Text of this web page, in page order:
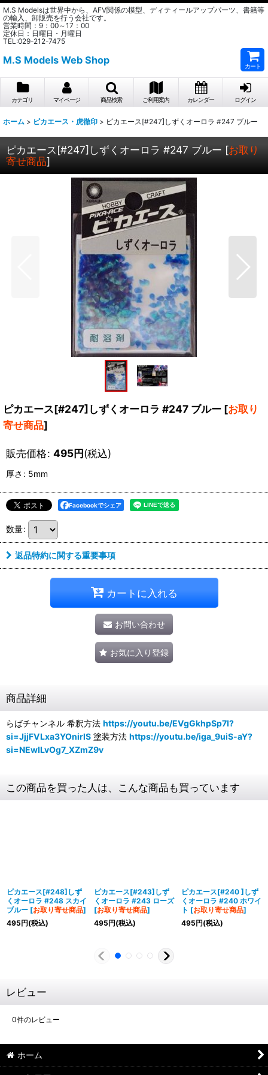
M.S Modelsは世界中から、AFV関係の模型、ディティールアップパーツ、書籍等
の輸入、卸販売を行う会社です。
営業時間：9：00～17：00
定休日：日曜日・月曜日
TEL:029-212-7475
M.S Models Web Shop
カート
カテゴリ マイページ 商品検索 ご利用案内 カレンダー ログイン
ホーム > ピカエース・虎徹印 > ピカエース[#247]しずくオーロラ #247 ブルー
ピカエース[#247]しずくオーロラ #247 ブルー [お取り
寄せ商品]
ピカエース[#247]しずくオーロラ #247 ブルー [お取り
寄せ商品]
販売価格: 495円(税込)
厚さ : 5mm
Facebookでシェア
数量:
返品特約に関する重要事項
カートに入れる
お問い合わせ
お気に入り登録
商品詳細
らばチャンネル 希釈方法 https://youtu.be/EVgGkhpSp7I?
si=JjjFVLxa3YOnirlS 塗装方法 https://youtu.be/iga_9uiS-aY?
si=NEwILvOg7_XZmZ9v
この商品を買った人は、こんな商品も買っています
ピカエース[#248]しず
くオーロラ #248 スカイ
ブルー [お取り寄せ商品]
495円(税込)
ピカエース[#243]しず
くオーロラ #243 ローズ
[お取り寄せ商品]
495円(税込)
ピカエース[#240 ]しず
くオーロラ #240 ホワイ
ト [お取り寄せ商品]
495円(税込)
レビュー
0件のレビュー
ホーム